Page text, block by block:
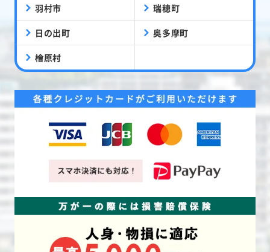
羽村市 瑞穂町
日の出町 奥多摩町
檜原村